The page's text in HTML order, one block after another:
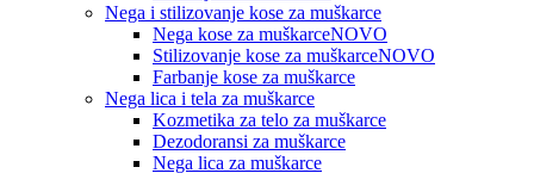
Nega i stilizovanje kose za muškarce
Nega kose za muškarceNOVO
Stilizovanje kose za muškarceNOVO
Farbanje kose za muškarce
Nega lica i tela za muškarce
Kozmetika za telo za muškarce
Dezodoransi za muškarce
Nega lica za muškarce